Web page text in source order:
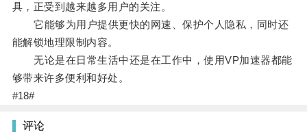
具，正受到越来越多用户的关注。
它能够为用户提供更快的网速、保护个人隐私，同时还
能解锁地理限制内容。
无论是在日常生活中还是在工作中，使用VP加速器都能
够带来许多便利和好处。
#18#
评论